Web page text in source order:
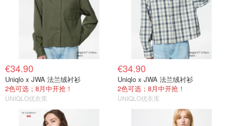
€34.90
Uniqlo x JWA 法兰绒衬衫
2色可选；8月中开抢！
UNIQLO优衣库
€34.90
Uniqlo x JWA 法兰绒衬衫
2色可选；8月中开抢！
UNIQLO优衣库